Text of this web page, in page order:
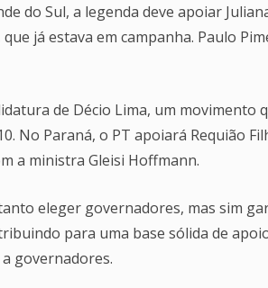
do Sul, a legenda deve apoiar
já estava em campanha. Paulo
de Décio Lima, um movimento
No Paraná, o PT apoiará Requião
a ministra Gleisi Hoffmann.
eleger governadores, mas sim
para uma base sólida de
governadores.